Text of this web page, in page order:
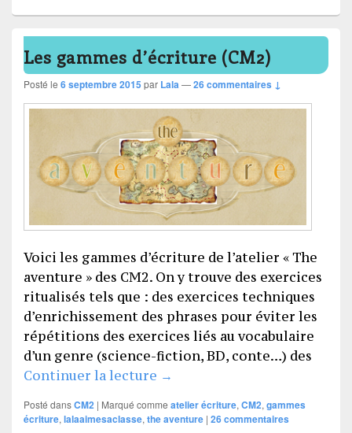
Les gammes d’écriture (CM2)
Posté le 6 septembre 2015 par Lala—26 commentaires ↓
Voici les gammes d’écriture de l’atelier « The
aventure » des CM2. On y trouve des exercices
ritualisés tels que : des exercices techniques
d’enrichissement des phrases pour éviter les
répétitions des exercices liés au vocabulaire
d’un genre (science-fiction, BD, conte…) des
Continuer la lecture Les gammes d’écriture (CM2)
→
Posté dansCM2 | Marqué comme atelier écriture, CM2, gammes
écriture, lalaaimesaclasse, the aventure | 26commentaires